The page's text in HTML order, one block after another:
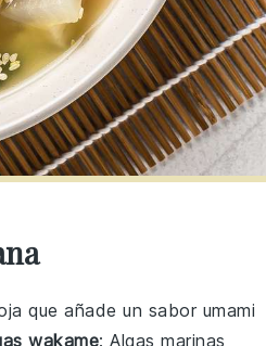
que añade un sabor umami
wakame: Algas marinas